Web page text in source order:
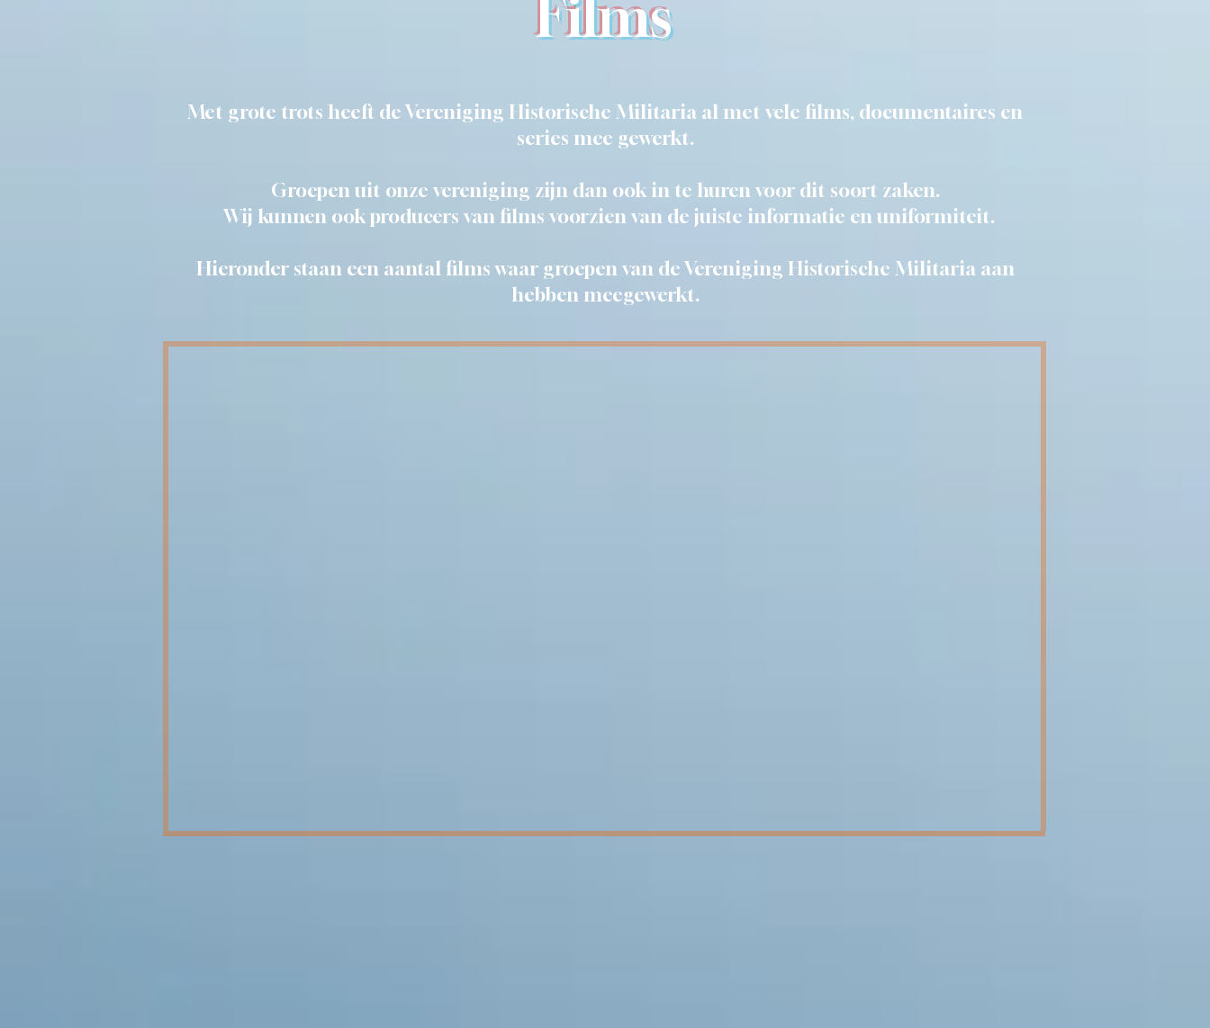
Films
Met grote trots heeft de Vereniging Historische Militaria al met vele films, documentaires en
series mee gewerkt.
Groepen uit onze vereniging zijn dan ook in te huren voor dit soort zaken.
Wij kunnen ook producers van films voorzien van de juiste informatie en uniformiteit.
Hieronder staan een aantal films waar groepen van de Vereniging Historische Militaria aan
hebben meegewerkt.